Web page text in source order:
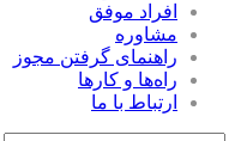
افراد موفق
مشاوره
راهنمای گرفتن مجوز
راه‌ها و كارها
ارتباط با ما